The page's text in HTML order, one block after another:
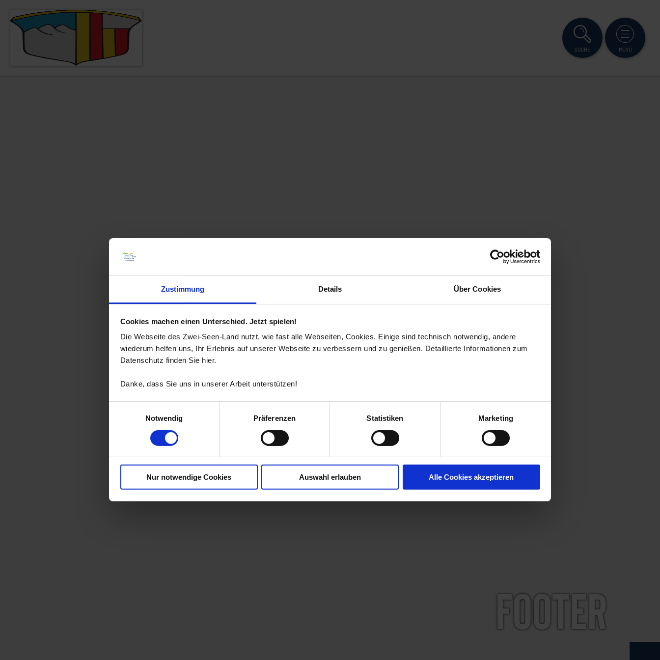
Zustimmung Details Über Cookies
Cookies machen einen Unterschied. Jetzt spielen!
Die Webseite des Zwei-Seen-Land nutzt, wie fast alle Webseiten, Cookies. Einige sind technisch notwendig, andere
wiederum helfen uns, Ihr Erlebnis auf unserer Webseite zu verbessern und zu genießen. Detaillierte Informationen zum
Datenschutz finden Sie hier.
Danke, dass Sie uns in unserer Arbeit unterstützen!
Notwendig
Präferenzen Statistiken Marketing
Nur notwendige Cookies Auswahl erlauben Alle Cookies akzeptieren
SUCHE MENÜ
Footer